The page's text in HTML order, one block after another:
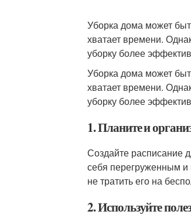
Уборка дома может
хватает времени.
уборку более
Уборка дома может
хватает времени.
уборку более
1. Планите и
Создайте расписание
себя перегруженным и
не тратить его на
2. Используйте